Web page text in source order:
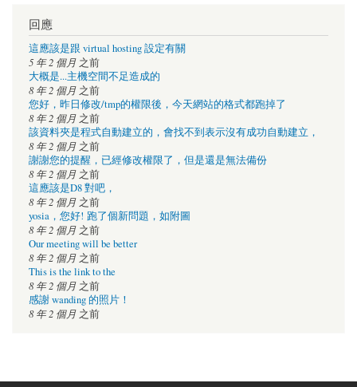
回應
這應該是跟 virtual hosting 設定有關
5 年 2 個月 之前
大概是...主機空間不足造成的
8 年 2 個月 之前
您好，昨日修改/tmp的權限後，今天網站的格式都跑掉了
8 年 2 個月 之前
該資料夾是程式自動建立的，會找不到表示沒有成功自動建立，
8 年 2 個月 之前
謝謝您的提醒，已經修改權限了，但是還是無法備份
8 年 2 個月 之前
這應該是D8 對吧，
8 年 2 個月 之前
yosia，您好! 跑了個新問題，如附圖
8 年 2 個月 之前
Our meeting will be better
8 年 2 個月 之前
This is the link to the
8 年 2 個月 之前
感謝 wanding 的照片！
8 年 2 個月 之前